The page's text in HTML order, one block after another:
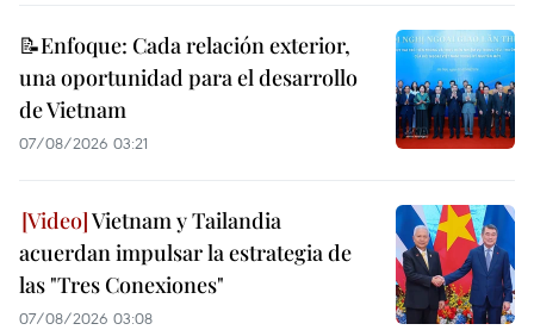
📝Enfoque: Cada relación exterior,
una oportunidad para el desarrollo
de Vietnam
07/08/2026 03:21
Vietnam y Tailandia
acuerdan impulsar la estrategia de
las "Tres Conexiones"
07/08/2026 03:08